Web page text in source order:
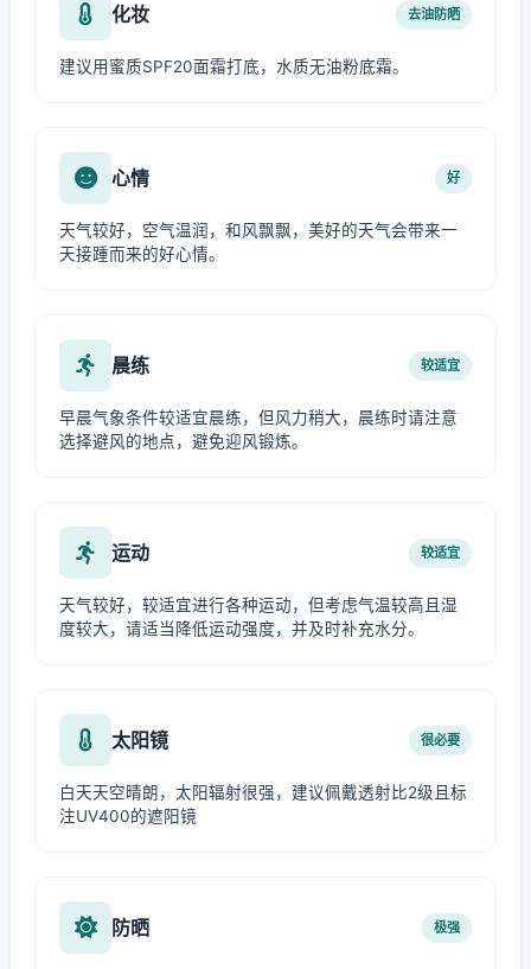
化妆 去油防晒
建议用蜜质SPF20面霜打底，水质无油粉底霜。
心情 好
天气较好，空气温润，和风飘飘，美好的天气会带来一
天接踵而来的好心情。
晨练 较适宜
早晨气象条件较适宜晨练，但风力稍大，晨练时请注意
选择避风的地点，避免迎风锻炼。
运动 较适宜
天气较好，较适宜进行各种运动，但考虑气温较高且湿
度较大，请适当降低运动强度，并及时补充水分。
太阳镜 很必要
白天天空晴朗，太阳辐射很强，建议佩戴透射比2级且标
注UV400的遮阳镜
防晒 极强